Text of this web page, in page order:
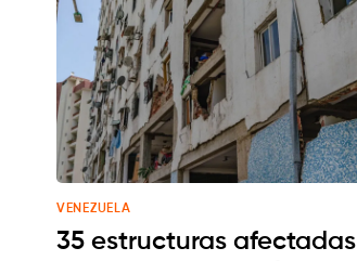
VENEZUELA
35 estructuras afectadas